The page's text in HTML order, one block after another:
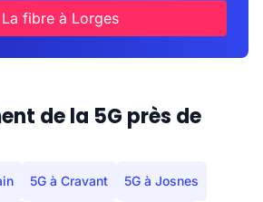
La fibre à Lorges
de la 5G près de
5G à Cravant 5G à Josnes